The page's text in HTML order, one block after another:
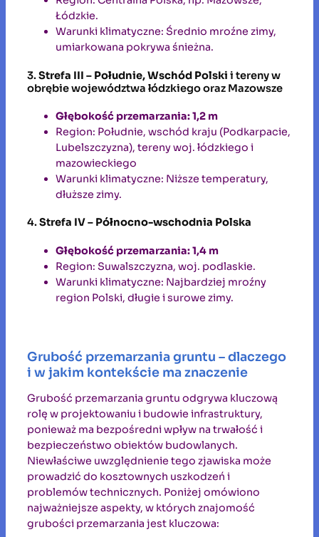
Łódzkie.
Warunki klimatyczne: Średnio mroźne zimy,
umiarkowana pokrywa śnieżna.
3.Strefa III – Południe, Wschód Polski i tereny w
obrębie województwa łódzkiego oraz Mazowsze
Głębokość przemarzania: 1,2 m
Region: Południe, wschód kraju (Podkarpacie,
Lubelszczyzna), tereny woj. łódzkiego i
mazowieckiego
Warunki klimatyczne: Niższe temperatury,
dłuższe zimy.
4.Strefa IV – Północno-wschodnia Polska
Głębokość przemarzania: 1,4 m
Region: Suwalszczyzna, woj. podlaskie.
Warunki klimatyczne: Najbardziej mroźny
region Polski, długie i surowe zimy.
Grubość przemarzania gruntu – dlaczego
i w jakim kontekście ma znaczenie
Grubość przemarzania gruntu odgrywa kluczową
rolę w projektowaniu i budowie infrastruktury,
ponieważ ma bezpośredni wpływ na trwałość i
bezpieczeństwo obiektów budowlanych.
Niewłaściwe uwzględnienie tego zjawiska może
prowadzić do kosztownych uszkodzeń i
problemów technicznych. Poniżej omówiono
najważniejsze aspekty, w których znajomość
grubości przemarzania jest kluczowa: